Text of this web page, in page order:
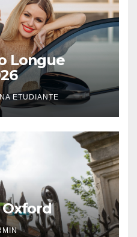
Longue
ETUDIANTE